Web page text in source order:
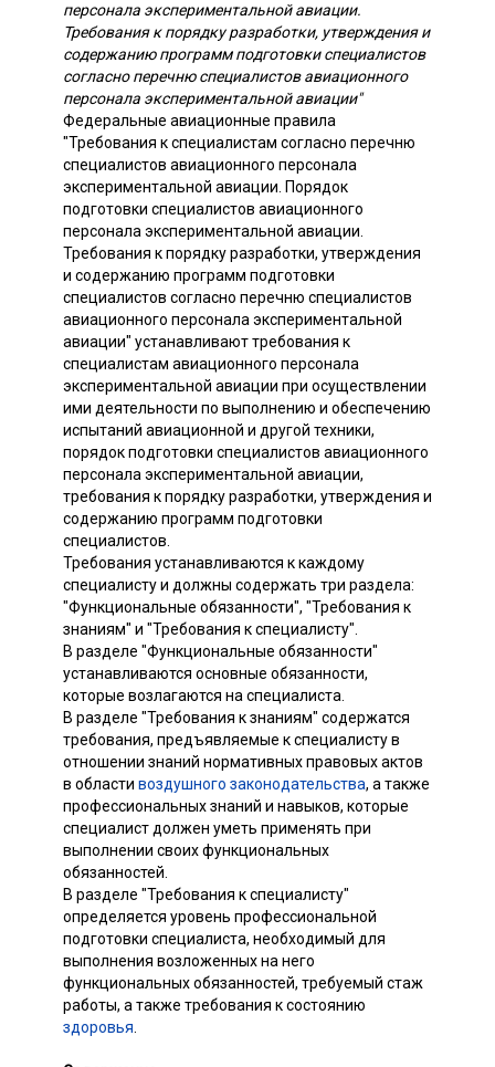
персонала экспериментальной авиации.
Требования к порядку разработки, утверждения и
содержанию программ подготовки специалистов
согласно перечню специалистов авиационного
персонала экспериментальной авиации"
Федеральные авиационные правила
"Требования к специалистам согласно перечню
специалистов авиационного персонала
экспериментальной авиации. Порядок
подготовки специалистов авиационного
персонала экспериментальной авиации.
Требования к порядку разработки, утверждения
и содержанию программ подготовки
специалистов согласно перечню специалистов
авиационного персонала экспериментальной
авиации" устанавливают требования к
специалистам авиационного персонала
экспериментальной авиации при осуществлении
ими деятельности по выполнению и обеспечению
испытаний авиационной и другой техники,
порядок подготовки специалистов авиационного
персонала экспериментальной авиации,
требования к порядку разработки, утверждения и
содержанию программ подготовки
специалистов.
Требования устанавливаются к каждому
специалисту и должны содержать три раздела:
"Функциональные обязанности", "Требования к
знаниям" и "Требования к специалисту".
В разделе "Функциональные обязанности"
устанавливаются основные обязанности,
которые возлагаются на специалиста.
В разделе "Требования к знаниям" содержатся
требования, предъявляемые к специалисту в
отношении знаний нормативных правовых актов
в области воздушного законодательства, а также
профессиональных знаний и навыков, которые
специалист должен уметь применять при
выполнении своих функциональных
обязанностей.
В разделе "Требования к специалисту"
определяется уровень профессиональной
подготовки специалиста, необходимый для
выполнения возложенных на него
функциональных обязанностей, требуемый стаж
работы, а также требования к состоянию
здоровья